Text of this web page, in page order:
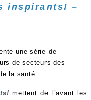
inspirants! –
une série de
de secteurs des
la santé.
mettent de l’avant les